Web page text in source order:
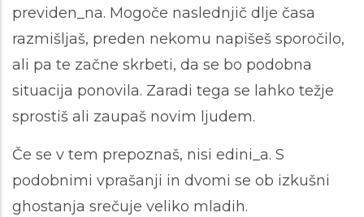
previden_na. Mogoče naslednjič dlje časa
razmišljaš, preden nekomu napišeš sporočilo,
ali pa te začne skrbeti, da se bo podobna
situacija ponovila. Zaradi tega se lahko težje
sprostiš ali zaupaš novim ljudem.
Če se v tem prepoznaš, nisi edini_a. S
podobnimi vprašanji in dvomi se ob izkušni
ghostanja srečuje veliko mladih.